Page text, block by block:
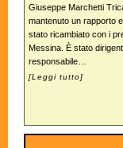
Giuseppe Marchetti
mantenuto un rapporto
stato ricambiato con i
Messina. È stato
responsabile…
[Leggi tutto]